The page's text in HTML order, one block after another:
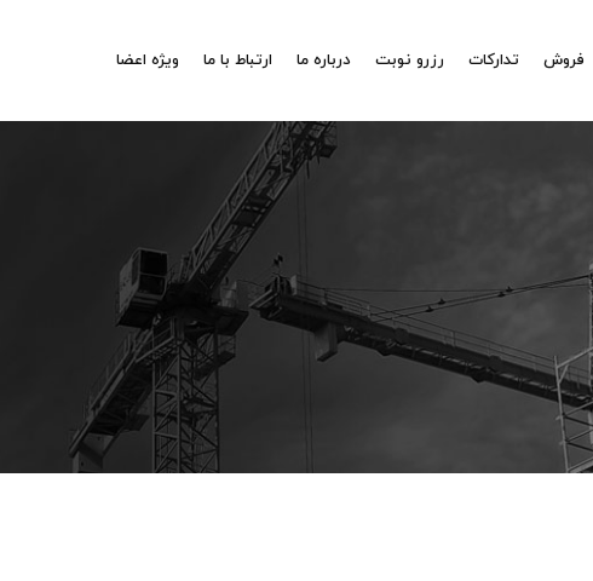
فروش تدارکات رزرو نوبت درباره ما ارتباط با ما ویژه اعضا